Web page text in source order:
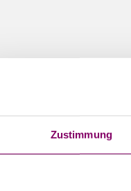
Zustimmung